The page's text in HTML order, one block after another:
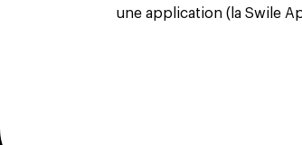
une application (la Swile